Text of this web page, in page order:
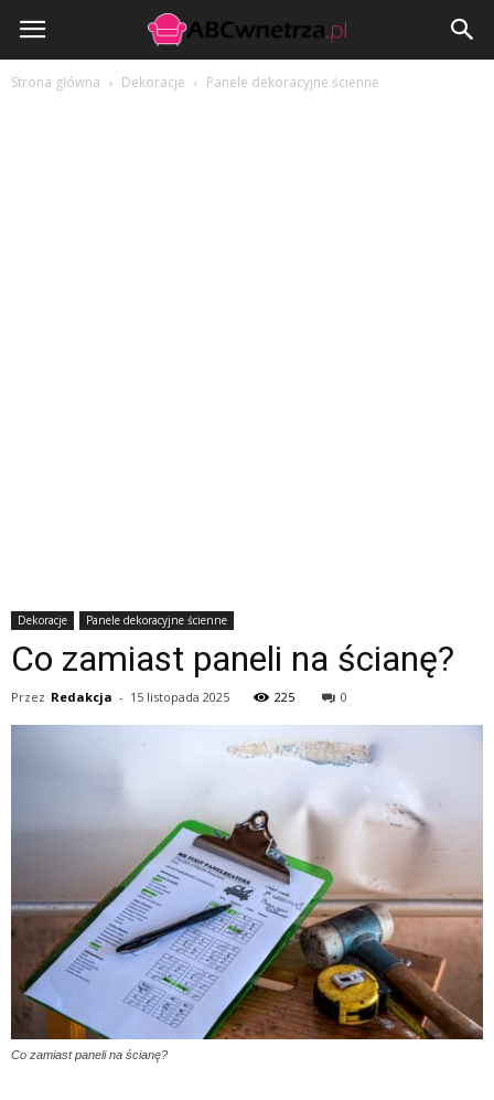
ABCwnetrza.pl
Strona główna Dekoracje Panele dekoracyjne ścienne
Dekoracje Panele dekoracyjne ścienne
Co zamiast paneli na ścianę?
Przez Redakcja - 15 listopada 2025 225 0
Co zamiast paneli na ścianę?